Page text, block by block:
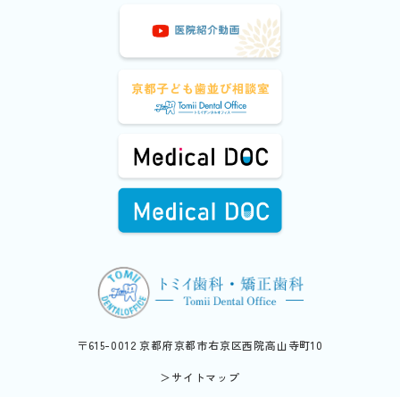
〒615-0012 京都府京都市右京区西院高山寺町10
＞サイトマップ